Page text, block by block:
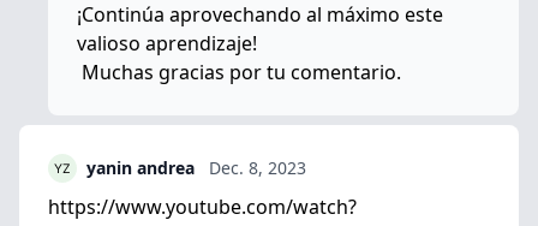
¡Continúa aprovechando al máximo este
valioso aprendizaje!
Muchas gracias por tu comentario.
yanin andrea Dec. 8, 2023
https://www.youtube.com/watch?